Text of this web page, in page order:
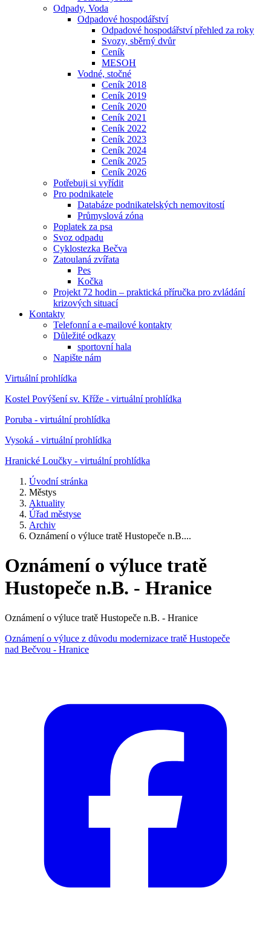
Odpady, Voda
Odpadové hospodářství
Odpadové hospodářství přehled za roky
Svozy, sběrný dvůr
Ceník
MESOH
Vodné, stočné
Ceník 2018
Ceník 2019
Ceník 2020
Ceník 2021
Ceník 2022
Ceník 2023
Ceník 2024
Ceník 2025
Ceník 2026
Potřebuji si vyřídit
Pro podnikatele
Databáze podnikatelských nemovitostí
Průmyslová zóna
Poplatek za psa
Svoz odpadu
Cyklostezka Bečva
Zatoulaná zvířata
Pes
Kočka
Projekt 72 hodin – praktická příručka pro zvládání
krizových situací
Kontakty
Telefonní a e-mailové kontakty
Důležité odkazy
sportovní hala
Napište nám
Virtuální prohlídka
Kostel Povýšení sv. Kříže - virtuální prohlídka
Poruba - virtuální prohlídka
Vysoká - virtuální prohlídka
Hranické Loučky - virtuální prohlídka
Úvodní stránka
Městys
Aktuality
Úřad městyse
Archiv
Oznámení o výluce tratě Hustopeče n.B....
Oznámení o výluce tratě
Hustopeče n.B. - Hranice
Oznámení o výluce tratě Hustopeče n.B. - Hranice
Oznámení o výluce z důvodu modernizace tratě Hustopeče
nad Bečvou - Hranice